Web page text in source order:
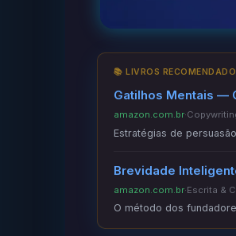
📚 LIVROS
Gatilhos Mentais —
amazon.com.br·
Estratégias de
Brevidade
amazon.com.br·Escrita &
O método dos